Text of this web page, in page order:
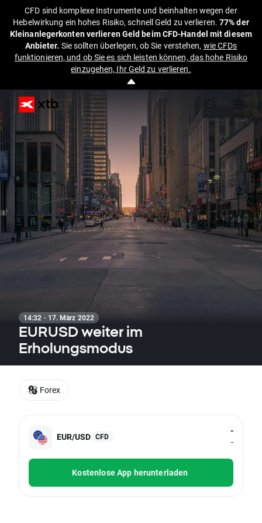
CFD sind komplexe Instrumente und beinhalten wegen der
Hebelwirkung ein hohes Risiko, schnell Geld zu verlieren.77% der
Kleinanlegerkonten verlieren Geld beim CFD-Handel mit diesem
Anbieter. Sie sollten überlegen, ob Sie verstehen, wie CFDs
funktionieren, und ob Sie es sich leisten können, das hohe Risiko
einzugehen, Ihr Geld zu verlieren.
14:32 · 17. März 2022
EURUSD weiter im
Erholungsmodus
EUR/USD CFD
-
-
Kostenlose App herunterladen
Forex